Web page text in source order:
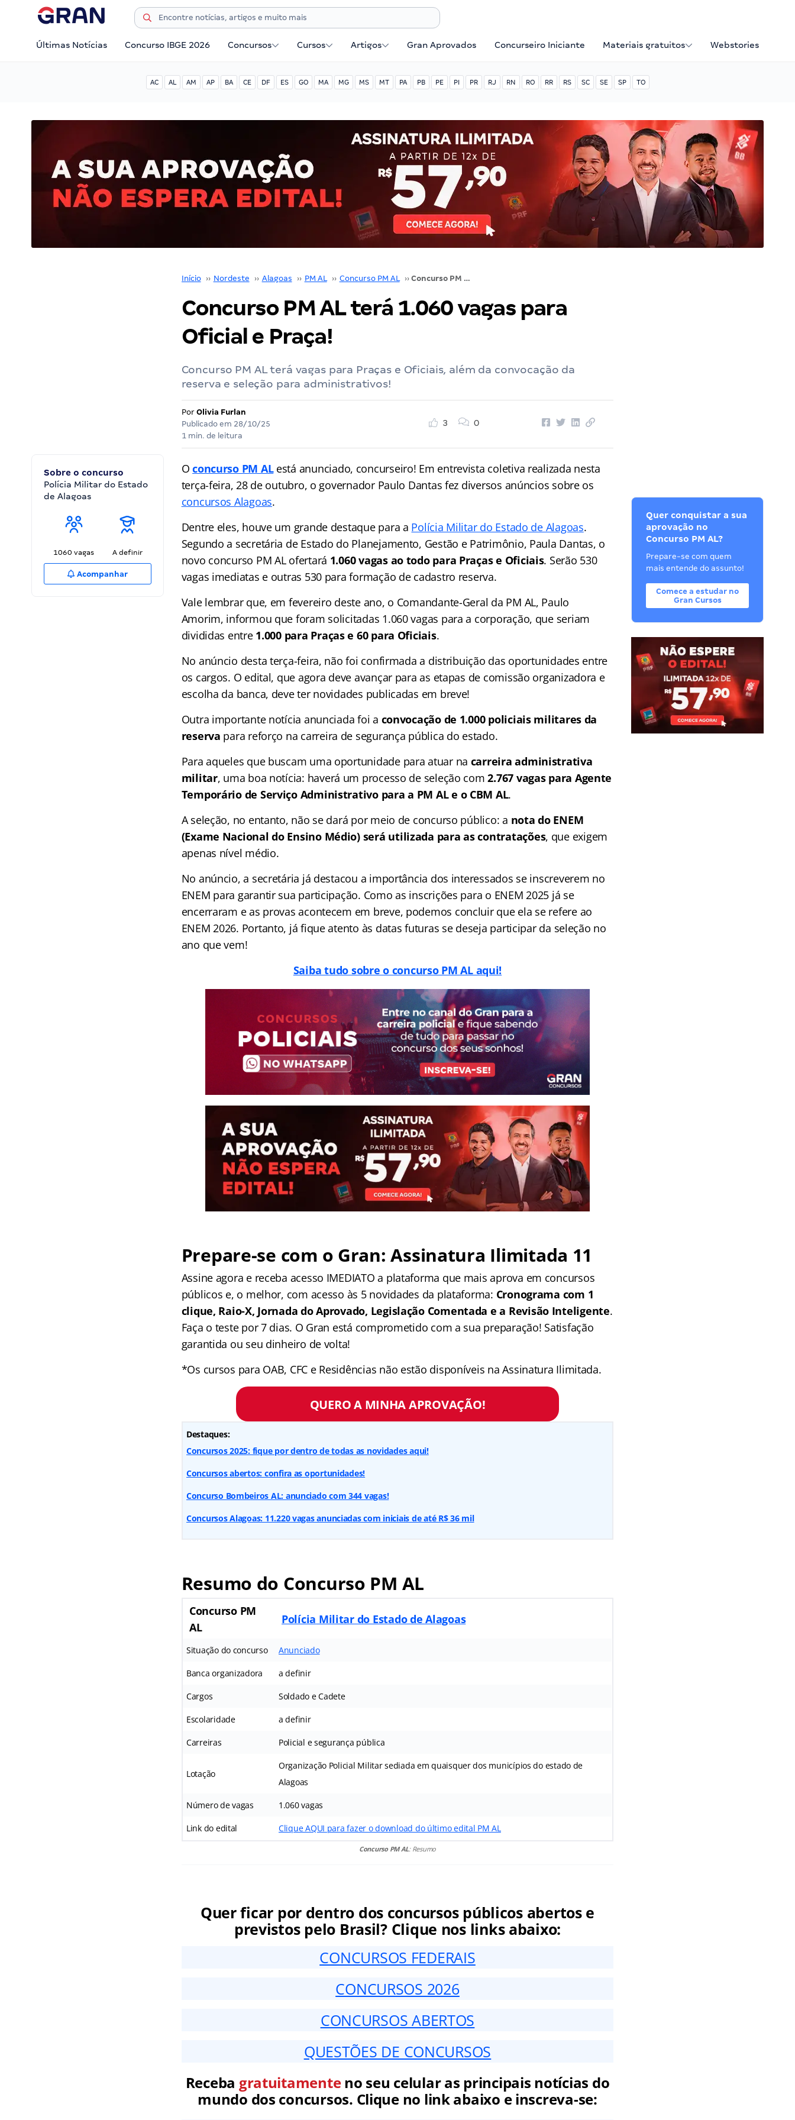
Últimas Notícias Concurso IBGE 2026 Concursos Cursos Artigos Gran Aprovados Concurseiro Iniciante Materiais gratuitos Webstories
AC AL AM AP BA CE DF ES GO MA MG MS MT PA PB PE PI PR RJ RN RO RR RS SC SE SP TO
Início ›› Nordeste ›› Alagoas ›› PM AL ›› Concurso PM AL ›› Concurso PM AL terá 1.060 vagas para Oficial e Praça!
Concurso PM AL terá 1.060 vagas para
Oficial e Praça!
Concurso PM AL terá vagas para Praças e Oficiais, além da convocação da
reserva e seleção para administrativos!
Por Olivia Furlan
Publicado em 28/10/25
1 min. de leitura
3 0
Sobre o concurso
Polícia Militar do Estado
de Alagoas
1060 vagas A definir
Acompanhar
Oconcurso PM ALestá anunciado, concurseiro! Em entrevista coletiva realizada nesta
terça-feira, 28 de outubro, o governador Paulo Dantas fez diversos anúncios sobre os
concursos Alagoas.
Dentre eles, houve um grande destaque para a Polícia Militar do Estado de Alagoas.
Segundo a secretária de Estado do Planejamento, Gestão e Patrimônio, Paula Dantas, o
novo concurso PM AL ofertará 1.060 vagas ao todo para Praças e Oficiais. Serão 530
vagas imediatas e outras 530 para formação de cadastro reserva.
Vale lembrar que, em fevereiro deste ano, o Comandante-Geral da PM AL, Paulo
Amorim, informou que foram solicitadas 1.060 vagas para a corporação, que seriam
divididas entre 1.000 para Praças e 60 para Oficiais.
No anúncio desta terça-feira, não foi confirmada a distribuição das oportunidades entre
os cargos. O edital, que agora deve avançar para as etapas de comissão organizadora e
escolha da banca, deve ter novidades publicadas em breve!
Outra importante notícia anunciada foi a convocação de 1.000 policiais militares da
reserva para reforço na carreira de segurança pública do estado.
Para aqueles que buscam uma oportunidade para atuar na carreira administrativa
militar, uma boa notícia: haverá um processo de seleção com2.767 vagas para Agente
Temporário de Serviço Administrativo para a PM AL e o CBM AL.
A seleção, no entanto, não se dará por meio de concurso público: a nota do ENEM
(Exame Nacional do Ensino Médio) será utilizada para as contratações, que exigem
apenas nível médio.
No anúncio, a secretária já destacou a importância dos interessados se inscreverem no
ENEM para garantir sua participação. Como as inscrições para o ENEM 2025 já se
encerraram e as provas acontecem em breve, podemos concluir que ela se refere ao
ENEM 2026. Portanto, já fique atento às datas futuras se deseja participar da seleção no
ano que vem!
Saiba tudo sobre o concurso PM AL aqui!
Prepare-se com o Gran: Assinatura Ilimitada 11
Assine agora e receba acesso IMEDIATO a plataforma que mais aprova em concursos
públicos e, o melhor, com acesso às 5 novidades da plataforma: Cronograma com 1
clique, Raio-X, Jornada do Aprovado, Legislação Comentada e a Revisão Inteligente.
Faça o teste por 7 dias. O Gran está comprometido com a sua preparação! Satisfação
garantida ou seu dinheiro de volta!
*Os cursos para OAB, CFC e Residências não estão disponíveis na Assinatura Ilimitada.
QUERO A MINHA APROVAÇÃO!
Destaques:
Concursos 2025: fique por dentro de todas as novidades aqui!
Concursos abertos: confira as oportunidades!
Concurso Bombeiros AL: anunciado com 344 vagas!
Concursos Alagoas: 11.220 vagas anunciadas com iniciais de até R$ 36 mil
Resumo do Concurso PM AL
Concurso PM
AL
Polícia Militardo Estado de Alagoas
Situação do concurso Anunciado
Banca organizadora a definir
Cargos Soldado e Cadete
Escolaridade a definir
Carreiras Policial e segurança pública
Lotação
Organização Policial Militar sediada em quaisquer dos municípios do estado de
Alagoas
Número de vagas 1.060 vagas
Link do edital Clique AQUI para fazer o download do último edital PM AL
Concurso PM AL: Resumo
Quer ficar por dentro dos concursos públicos abertos e
previstos pelo Brasil? Clique nos links abaixo:
CONCURSOS FEDERAIS
CONCURSOS 2026
CONCURSOS ABERTOS
QUESTÕES DE CONCURSOS
Receba gratuitamenteno seu celular as principais notícias do
mundo dos concursos. Clique no link abaixo e inscreva-se:
Quer conquistar a sua
aprovação no
Concurso PM AL?
Prepare-se com quem
mais entende do assunto!
Comece a estudar no
Gran Cursos